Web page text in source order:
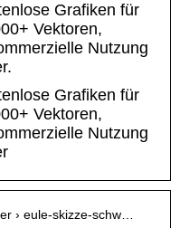
Grafiken für
Vektoren,
Nutzung
Grafiken für
Vektoren,
Nutzung
› eule-skizze-schw…